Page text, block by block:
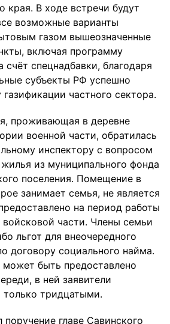
края. В ходе встречи будут
возможные варианты
газом вышеозначенные
включая программу
счёт спецнадбавки, благодаря
субъекты РФ успешно
частного сектора.
проживающая в деревне
военной части, обратилась
инспектору с вопросом
из муниципального фонда
поселения. Помещение в
занимает семья, не является
на период работы
войсковой части. Члены семьи
льгот для внеочередного
договору социального найма.
быть предоставлено
в ней заявители
только тридцатыми.
главе Савинского